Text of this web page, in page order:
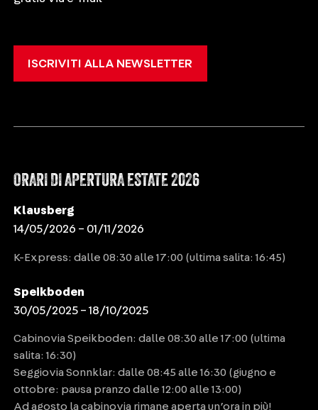
ISCRIVITI ALLA NEWSLETTER
ORARI DI APERTURA ESTATE 2026
Klausberg
14/05/2026 – 01/11/2026
K-Express: dalle 08:30 alle 17:00 (ultima salita: 16:45)
Speikboden
30/05/2025 – 18/10/2025
Cabinovia Speikboden: dalle 08:30 alle 17:00 (ultima
salita: 16:30)
Seggiovia Sonnklar: dalle 08:45 alle 16:30 (giugno e
ottobre: pausa pranzo dalle 12:00 alle 13:00)
Ad agosto la cabinovia rimane aperta un’ora in più!